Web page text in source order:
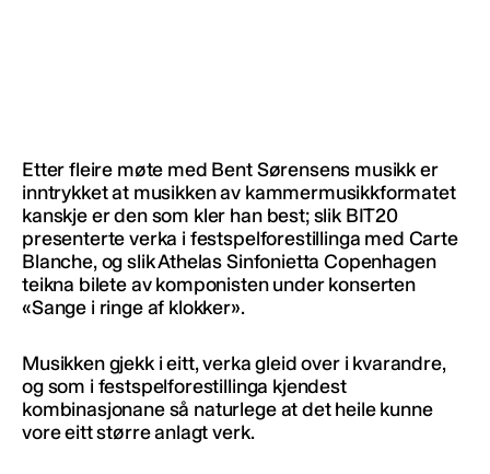
Etter fleire møte med Bent Sørensens musikk er
inntrykket at musikken av kammermusikkformatet
kanskje er den som kler han best; slik BIT20
presenterte verka i festspelforestillinga med Carte
Blanche, og slik Athelas Sinfonietta Copenhagen
teikna bilete av komponisten under konserten
«Sange i ringe af klokker».
Musikken gjekk i eitt, verka gleid over i kvarandre,
og som i festspelforestillinga kjendest
kombinasjonane så naturlege at det heile kunne
vore eitt større anlagt verk.